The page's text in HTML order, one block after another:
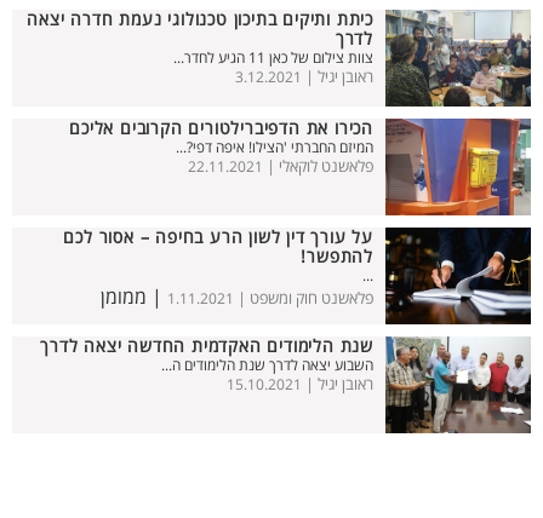
כיתת ותיקים בתיכון טכנולוגי נעמת חדרה יצאה
לדרך
צוות צילום של כאן 11 הגיע לחדר...
ראובן יגיל | 3.12.2021
הכירו את הדפיברילטורים הקרובים אליכם
המיזם החברתי 'הצילו! איפה דפי?...
פלאשנט לוקאלי | 22.11.2021
על עורך דין לשון הרע בחיפה – אסור לכם
להתפשר!
...
פלאשנט חוק ומשפט | 1.11.2021 | ממומן
שנת הלימודים האקדמית החדשה יצאה לדרך
השבוע יצאה לדרך שנת הלימודים ה...
ראובן יגיל | 15.10.2021